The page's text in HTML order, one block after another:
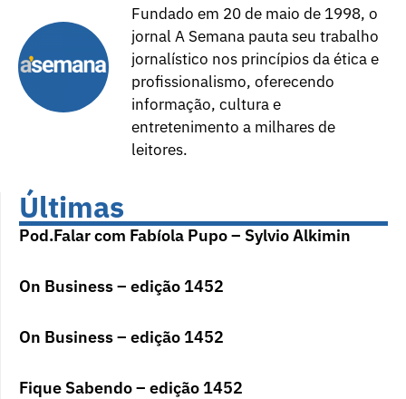
Fundado em 20 de maio de 1998, o
jornal A Semana pauta seu trabalho
jornalístico nos princípios da ética e
profissionalismo, oferecendo
informação, cultura e
entretenimento a milhares de
leitores.
Últimas
Pod.Falar com Fabíola Pupo – Sylvio Alkimin
On Business – edição 1452
On Business – edição 1452
Fique Sabendo – edição 1452